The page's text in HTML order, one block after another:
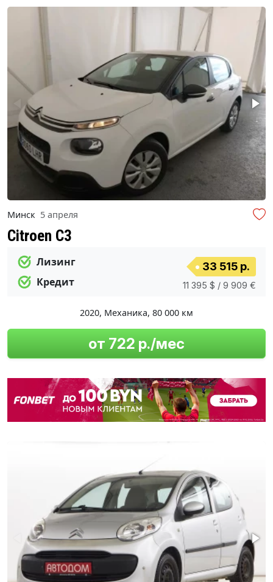
Минск 5 апреля
Citroen C3
Лизинг
Кредит
33 515 р.
11 395 $ / 9 909 €
2020, Механика, 80 000 км
от 722 р./мес